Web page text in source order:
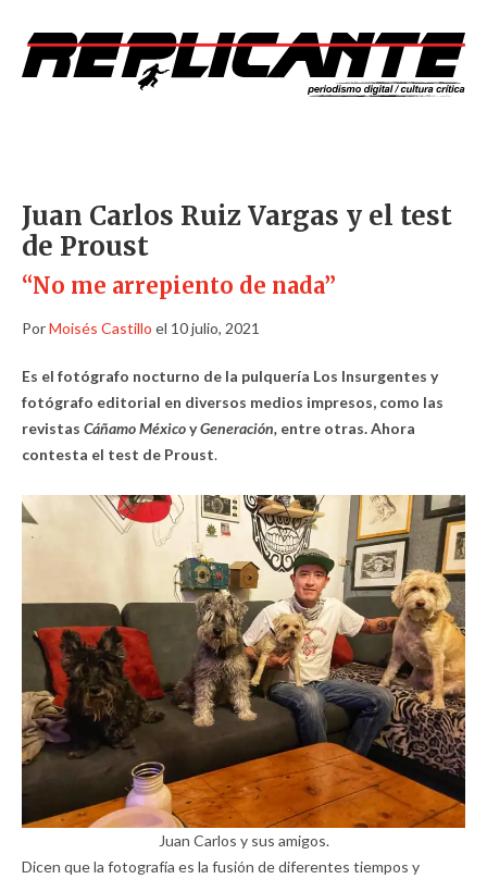
Juan Carlos Ruiz Vargas y el test
de Proust
“No me arrepiento de nada”
PorMoisés Castillo el 10 julio, 2021
Es el fotógrafo nocturno de la pulquería Los Insurgentes y
fotógrafo editorial en diversos medios impresos, como las
revistas Cáñamo MéxicoyGeneración, entre otras. Ahora
contesta el test de Proust.
Juan Carlos y sus amigos.
Dicen que la fotografía es la fusión de diferentes tiempos y